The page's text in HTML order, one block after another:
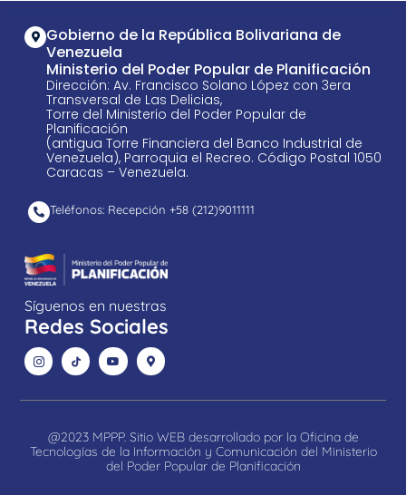
Gobierno de la República Bolivariana de
Venezuela
Ministerio del Poder Popular de Planificación
Dirección: Av. Francisco Solano López con 3era
Transversal de Las Delicias,
Torre del Ministerio del Poder Popular de
Planificación
(antigua Torre Financiera del Banco Industrial de
Venezuela), Parroquia el Recreo. Código Postal 1050
Caracas – Venezuela.
Teléfonos: Recepción +58 ​(212)9011111
Síguenos en nuestras
Redes Sociales
@2023 MPPP. Sitio WEB desarrollado por la Oficina de
Tecnologías de la Información y Comunicación del Ministerio
del Poder Popular de Planificación